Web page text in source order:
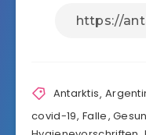
Antarktis,
covid-19,Falle,